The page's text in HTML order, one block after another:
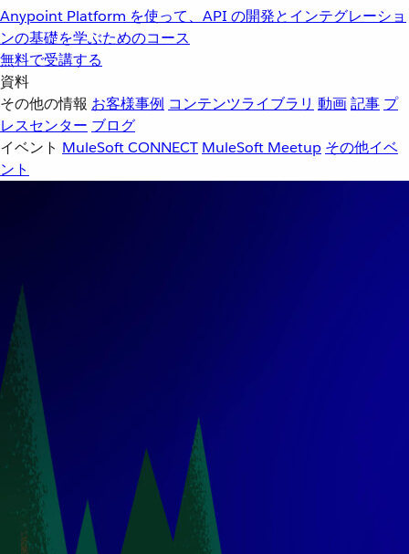
Anypoint Platform を使って、API の開発とインテグレーショ
ンの基礎を学ぶためのコース
無料で受講する
資料
その他の情報 お客様事例 コンテンツライブラリ 動画記事 プ
レスセンター ブログ
イベント MuleSoft CONNECT MuleSoft Meetup その他イベ
ント